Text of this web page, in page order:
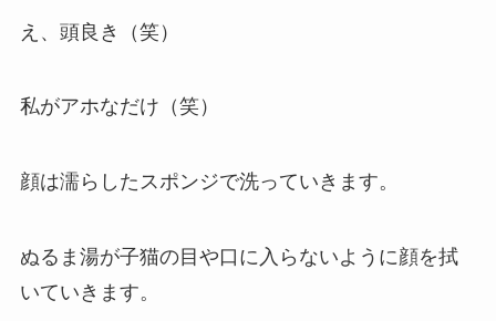
え、頭良き（笑）
私がアホなだけ（笑）
顔は濡らしたスポンジで洗っていきます。
ぬるま湯が子猫の目や口に入らないように顔を拭
いていきます。